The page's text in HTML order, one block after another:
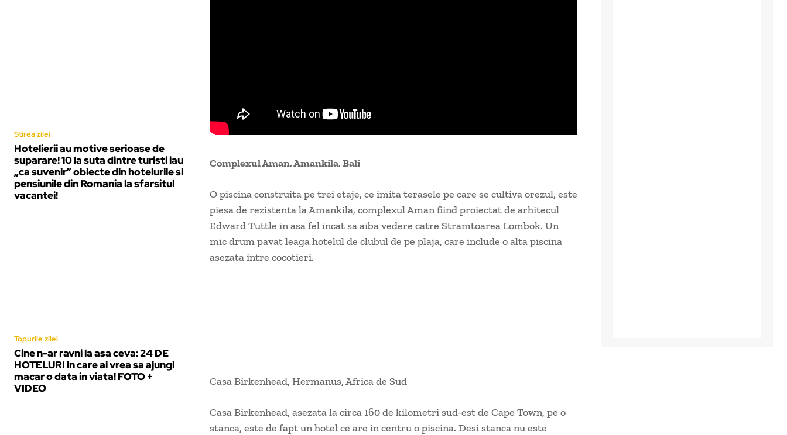
Stirea zilei
Hotelierii au motive serioase de
suparare! 10 la suta dintre turisti iau
„ca suvenir” obiecte din hotelurile si
pensiunile din Romania la sfarsitul
vacantei!
Topurile zilei
Cine n-ar ravni la asa ceva: 24 DE
HOTELURI in care ai vrea sa ajungi
macar o data in viata! FOTO +
VIDEO
Complexul Aman, Amankila, Bali
O piscina construita pe trei etaje, ce imita terasele pe care se cultiva orezul, este
piesa de rezistenta la Amankila, complexul Aman fiind proiectat de arhitecul
Edward Tuttle in asa fel incat sa aiba vedere catre Stramtoarea Lombok. Un
mic drum pavat leaga hotelul de clubul de pe plaja, care include o alta piscina
asezata intre cocotieri.
Casa Birkenhead, Hermanus, Africa de Sud
Casa Birkenhead, asezata la circa 160 de kilometri sud-est de Cape Town, pe o
stanca, este de fapt un hotel ce are in centru o piscina. Desi stanca nu este